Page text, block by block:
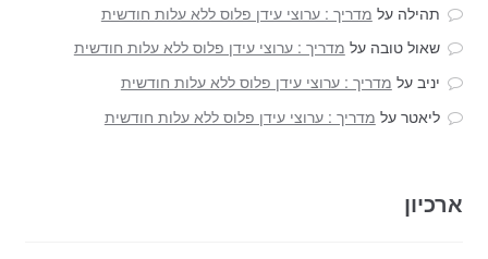
תהילה על מדריך : ערוצי עידן פלוס ללא עלות חודשית
שאול טובה על מדריך : ערוצי עידן פלוס ללא עלות חודשית
יניב על מדריך : ערוצי עידן פלוס ללא עלות חודשית
ליאטר על מדריך : ערוצי עידן פלוס ללא עלות חודשית
ארכיון